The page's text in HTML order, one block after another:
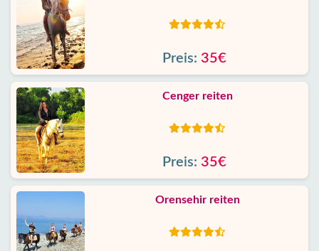
Preis: 35€
Cenger reiten
Preis: 35€
Orensehir reiten